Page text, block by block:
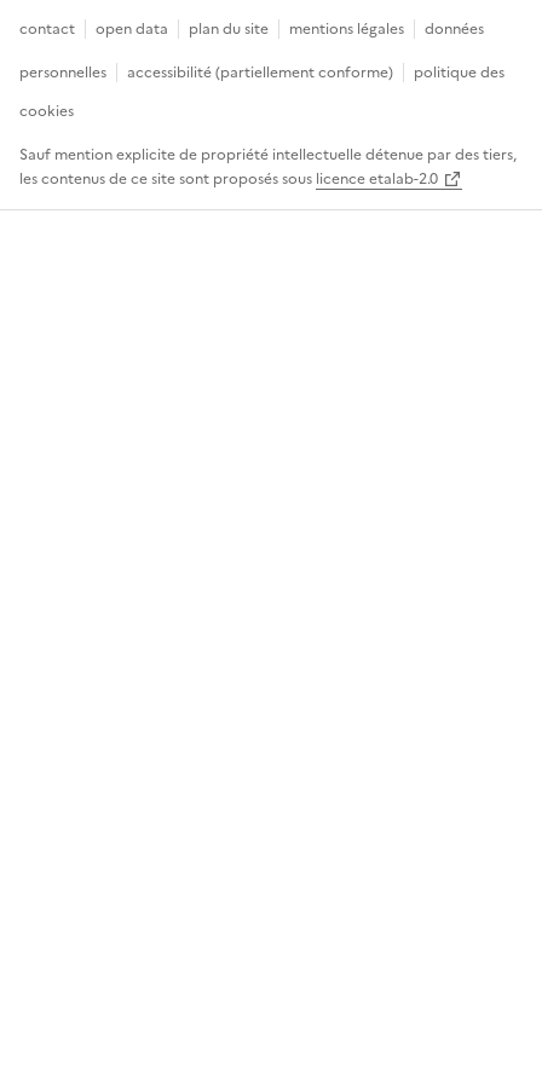
contact open data plan du site mentions légales
données
personnelles
accessibilité (partiellement conforme)
politique des
cookies
Sauf mention explicite de propriété intellectuelle détenue par des tiers,
les contenus de ce site sont proposés sous licence etalab-2.0